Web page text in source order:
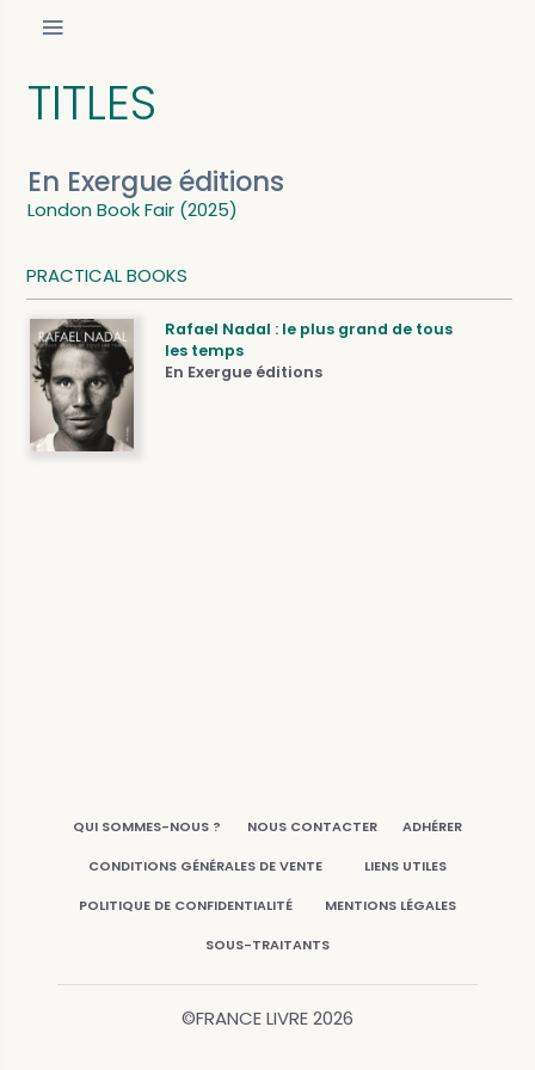
TITLES
En Exergue éditions
London Book Fair (2025)
PRACTICAL BOOKS
Rafael Nadal : le plus grand de tous
les temps
En Exergue éditions
QUI SOMMES-NOUS ? NOUS CONTACTER ADHÉRER
CONDITIONS GÉNÉRALES DE VENTE LIENS UTILES
POLITIQUE DE CONFIDENTIALITÉ MENTIONS LÉGALES
SOUS-TRAITANTS
©FRANCE LIVRE2026